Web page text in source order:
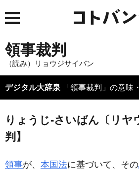
領事裁判
（読み）リョウジサイバン
デジタル大辞泉 「領事裁判」の意味
りょうじ‐さいばん〔リヤ
判】
領事が、 本国法に基づいて、その